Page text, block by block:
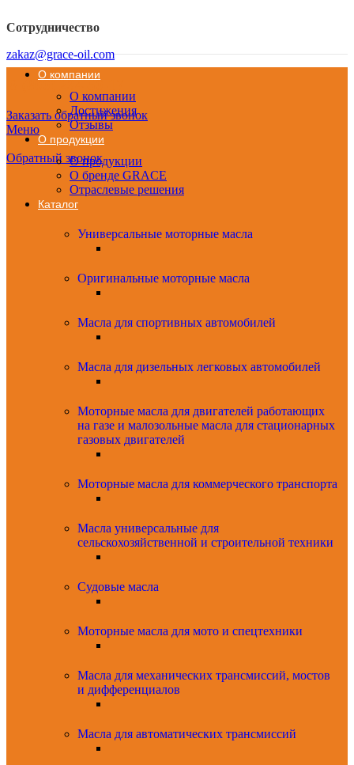
Сотрудничество
zakaz@grace-oil.com
8 (800) 234-50-17
Заказать обратный звонок
Меню
Обратный звонок
О компании
О компании
Достижения
Отзывы
О продукции
О продукции
О бренде GRACE
Отраслевые решения
Каталог
Универсальные моторные масла
Оригинальные моторные масла
Масла для спортивных автомобилей
Масла для дизельных легковых автомобилей
Моторные масла для двигателей работающих
на газе и малозольные масла для стационарных
газовых двигателей
Моторные масла для коммерческого транспорта
Масла универсальные для
сельскохозяйственной и строительной техники
Судовые масла
Моторные масла для мото и спецтехники
Масла для механических трансмиссий, мостов
и дифференциалов
Масла для автоматических трансмиссий